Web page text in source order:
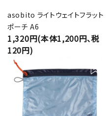
asobito ライトウェイトフラット
ポーチ A6
1,320円(本体1,200円、税
120円)